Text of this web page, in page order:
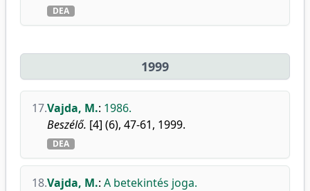
DEA
1999
17.Vajda, M.: 1986.
Beszélő. [4] (6), 47-61, 1999.
DEA
18.Vajda, M.: A betekintés joga.